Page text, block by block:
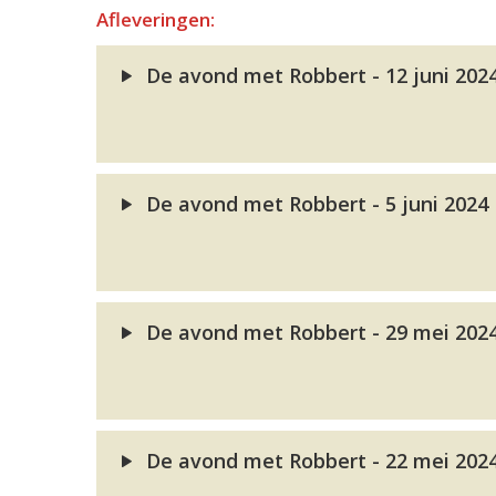
Afleveringen:
De avond met Robbert - 12 juni
De avond met Robbert - 5 juni 2024
De avond met Robbert - 29 mei
De avond met Robbert - 22 mei